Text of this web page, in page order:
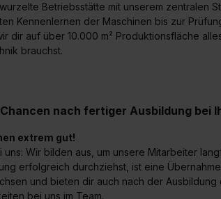
Betriebsstätte mit unserem zentralen
Kennenlernen der Maschinen bis zur
dir auf über 10.000 m² Produktionsfläche
brauchst.
nach fertiger Ausbildung bei
extrem gut!
Wir bilden aus, um unsere Mitarbeiter
erfolgreich durchziehst, ist eine
und bieten dir auch nach der
bei uns im Team.